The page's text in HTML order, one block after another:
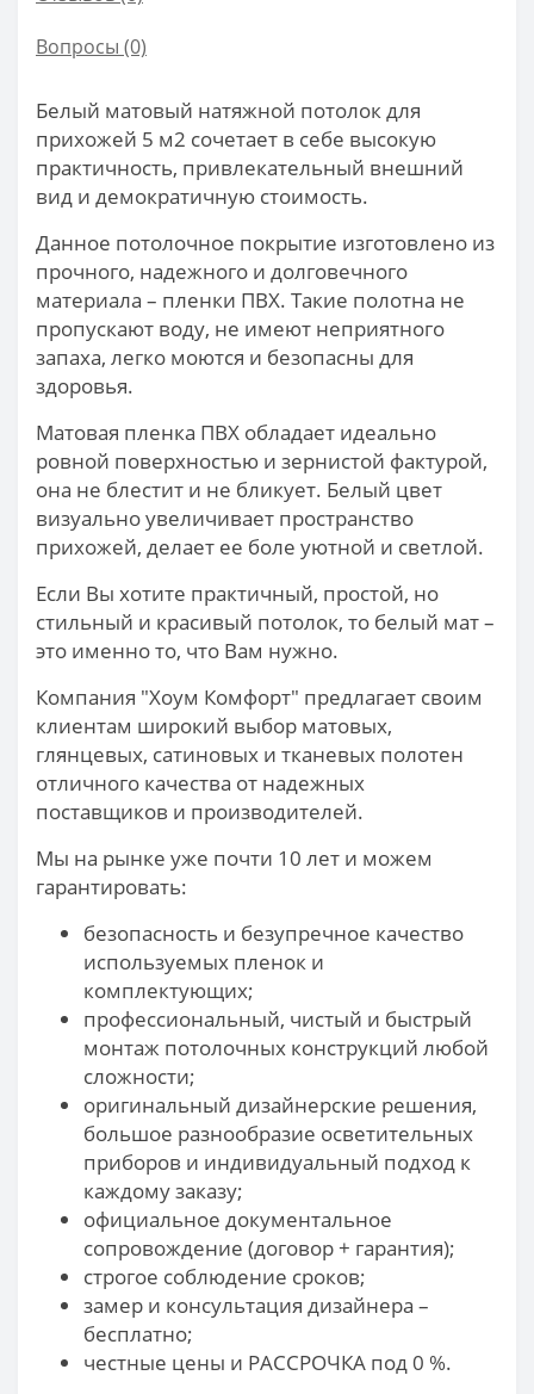
Вопросы (0)
Белый матовый натяжной потолок для
прихожей 5 м2 сочетает в себе высокую
практичность, привлекательный внешний
вид и демократичную стоимость.
Данное потолочное покрытие изготовлено из
прочного, надежного и долговечного
материала – пленки ПВХ. Такие полотна не
пропускают воду, не имеют неприятного
запаха, легко моются и безопасны для
здоровья.
Матовая пленка ПВХ обладает идеально
ровной поверхностью и зернистой фактурой,
она не блестит и не бликует. Белый цвет
визуально увеличивает пространство
прихожей, делает ее боле уютной и светлой.
Если Вы хотите практичный, простой, но
стильный и красивый потолок, то белый мат –
это именно то, что Вам нужно.
Компания "Хоум Комфорт" предлагает своим
клиентам широкий выбор матовых,
глянцевых, сатиновых и тканевых полотен
отличного качества от надежных
поставщиков и производителей.
Мы на рынке уже почти 10 лет и можем
гарантировать:
безопасность и безупречное качество
используемых пленок и
комплектующих;
профессиональный, чистый и быстрый
монтаж потолочных конструкций любой
сложности;
оригинальный дизайнерские решения,
большое разнообразие осветительных
приборов и индивидуальный подход к
каждому заказу;
официальное документальное
сопровождение (договор + гарантия);
строгое соблюдение сроков;
замер и консультация дизайнера –
бесплатно;
честные цены и РАССРОЧКА под 0 %.